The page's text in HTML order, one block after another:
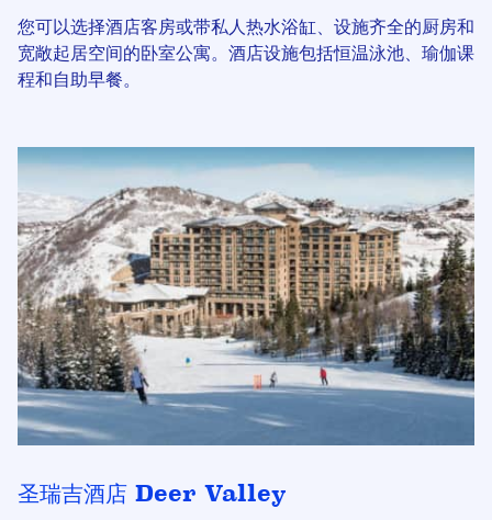
您可以选择酒店客房或带私人热水浴缸、设施齐全的厨房和
宽敞起居空间的卧室公寓。酒店设施包括恒温泳池、瑜伽课
程和自助早餐。
圣瑞吉酒店 Deer Valley